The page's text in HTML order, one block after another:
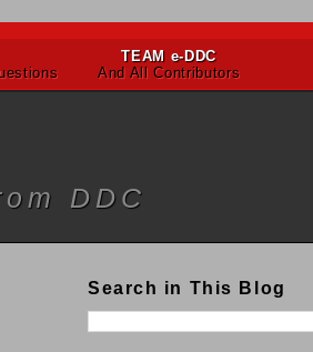
TEAM e-DDC
And All Contributors
DDC
Search in This Blog